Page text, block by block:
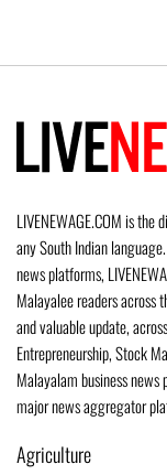
LIVENEWAGE.COM is
any South Indian
news platforms,
Malayalee readers
and valuable update,
Entrepreneurship, Stock
Malayalam business
major news aggregator
Agriculture